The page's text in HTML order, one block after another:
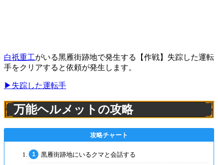
白祇重工がいる黑雁街跡地で発生する【作戦】失踪した運転
手をクリアすると依頼が発生します。
▶失踪した運転手
万能ヘルメットの攻略
黒雁街跡地にいるクマと会話する